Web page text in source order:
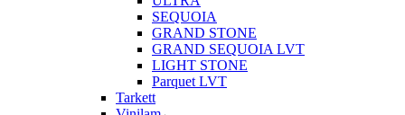
SEQUOIA
GRAND STONE
GRAND SEQUOIA LVT
LIGHT STONE
Parquet LVT
Tarkett